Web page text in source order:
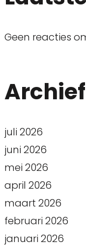
Geen reacties
Archief
juli 2026
juni 2026
mei 2026
april 2026
maart 2026
februari 2026
januari 2026